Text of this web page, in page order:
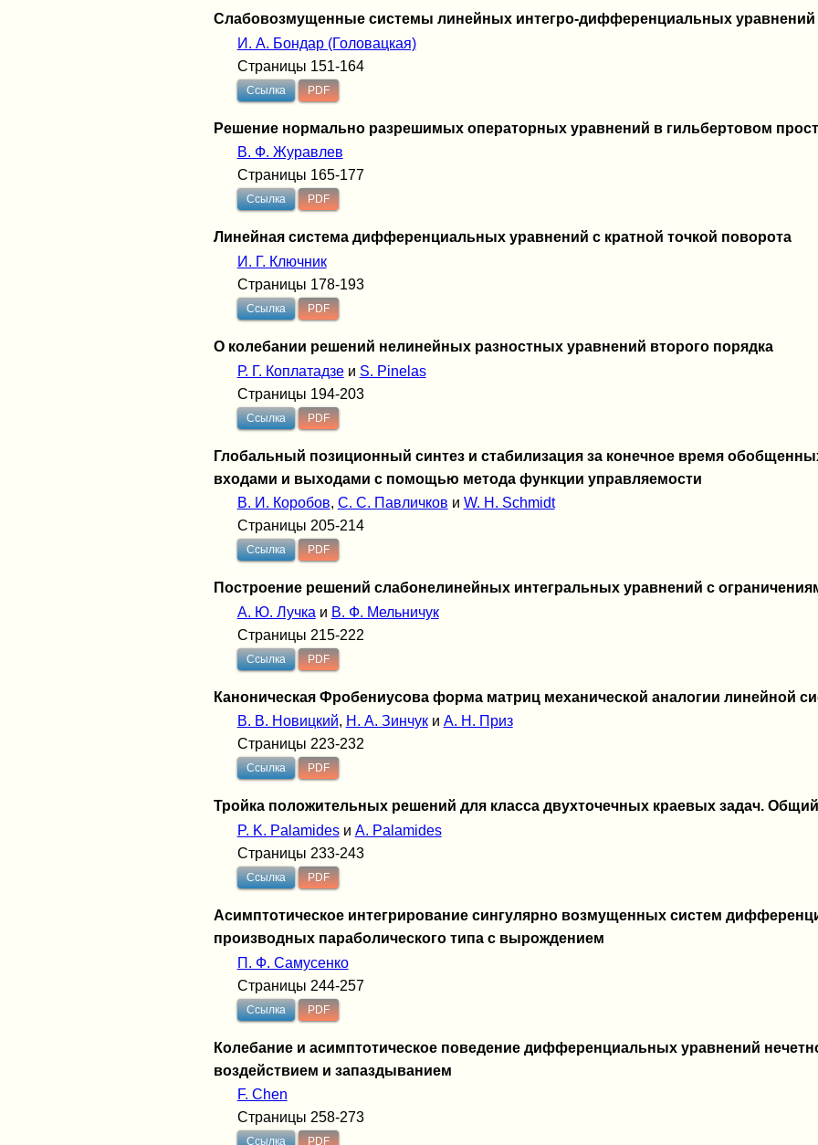
Cлабовозмущенные системы линейных интегро-дифференциальных уравнений
И. А. Бондар (Головацкая)
Страницы 151-164
Ссылка PDF
Решение нормально разрешимых операторных уравнений в гильбертовом
В. Ф. Журавлев
Страницы 165-177
Ссылка PDF
Линейная система дифференциальных уравнений с кратной точкой поворота
И. Г. Ключник
Страницы 178-193
Ссылка PDF
О колебании решений нелинейных разностных уравнений второго порядка
Р. Г. Коплатадзеи S. Pinelas
Страницы 194-203
Ссылка PDF
Глобальный позиционный синтез и стабилизация за конечное время
входами и выходами с помощью метода функции управляемости
В. И. Коробов, С. С. Павличков и W. H. Schmidt
Страницы 205-214
Ссылка PDF
Построение решений слабонелинейных интегральных уравнений с
А. Ю. Лучка и В. Ф. Мельничук
Страницы 215-222
Ссылка PDF
Каноническая Фробениусова форма матриц механической аналогии линейной
В. В. Новицкий, Н. А. Зинчуки А. Н. Приз
Страницы 223-232
Ссылка PDF
Тройка положительных решений для класса двухточечных краевых задач.
P. K. Palamidesи A. Palamides
Страницы 233-243
Ссылка PDF
Асимптотическое интегрирование сингулярно возмущенных систем
производных параболического типа с вырождением
П. Ф. Самусенко
Страницы 244-257
Ссылка PDF
Колебание и асимптотическое поведение дифференциальных уравнений
воздействием и запаздыванием
F. Chen
Страницы 258-273
Ссылка PDF